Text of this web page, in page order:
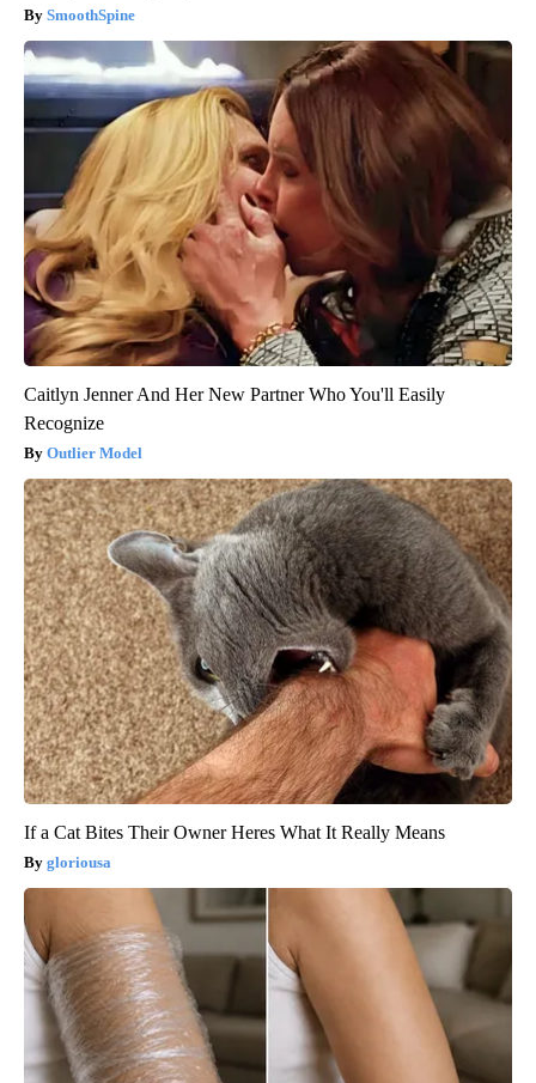
SmoothSpine
Caitlyn Jenner And Her New Partner Who You'll Easily
Recognize
Outlier Model
If a Cat Bites Their Owner Heres What It Really Means
gloriousa